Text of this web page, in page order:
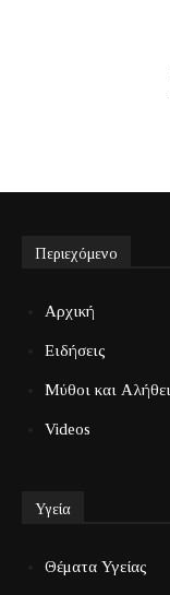
Περιεχόμενο
Αρχική
Ειδήσεις
Μύθοι και
Videos
Υγεία
Θέματα Υγείας